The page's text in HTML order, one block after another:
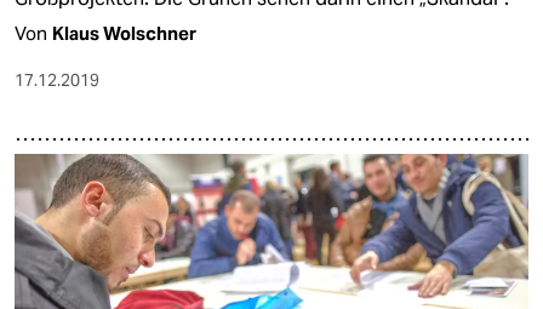
Von Klaus Wolschner
17.12.2019